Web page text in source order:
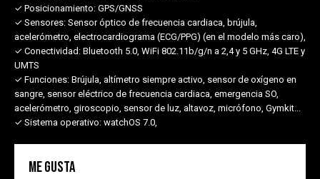
✓ Posicionamiento: GPS/GNSS
✓ Sensores: Sensor óptico de frecuencia cardiaca, brújula,
acelerómetro, electrocardiograma (ECG/PPG) (en el modelo más caro),
✓ Conectividad: Bluetooth 5.0, WiFi 802.11b/g/n a 2,4 y 5 GHz, 4G LTE y
UMTS
✓ Funciones: Brújula, altímetro siempre activo, sensor de oxígeno en
sangre, sensor eléctrico de frecuencia cardiaca, emergencia SO,
acelerómetro, giroscopio, sensor de luz, altavoz, micrófono, Gymkit...
✓ Sistema operativo: watchOS 7.0,
Me gusta